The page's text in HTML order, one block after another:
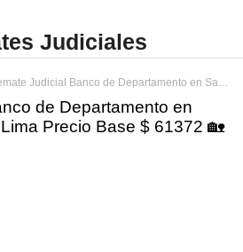
Judiciales
Judicial Banco de Departamento en Santiago de Surco Lima Precio Base $ 61372
de Departamento en
Precio Base $ 61372 🏡